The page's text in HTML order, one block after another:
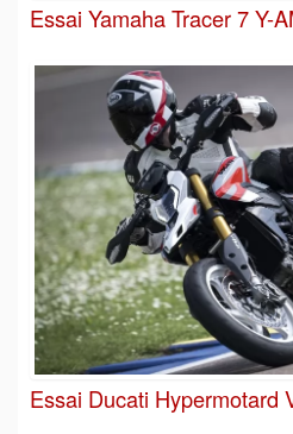
Essai Yamaha Tracer 7 Y-
Essai Ducati Hypermotard